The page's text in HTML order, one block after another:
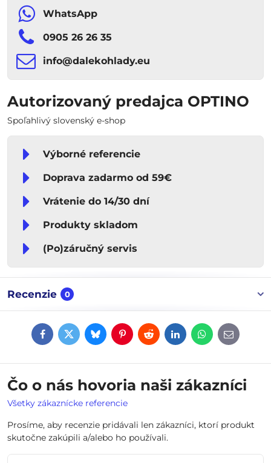
WhatsApp
0905 26 26 35
info​​@dalekohlady​​.eu
Autorizovaný predajca OPTINO
Spoľahlivý slovenský e-shop
Výborné referencie
Doprava zadarmo od 59€
Vrátenie do 14/30 dní
Produkty skladom
(Po)záručný servis
Recenzie 0
FacebookTwitterBlueskyPinterestRedditLinkedInWhatsApp
E-
mail
Čo o nás hovoria naši zákazníci
Všetky zákaznícke referencie
Prosíme, aby recenzie pridávali len zákazníci, ktorí produkt
skutočne zakúpili a/alebo ho používali.